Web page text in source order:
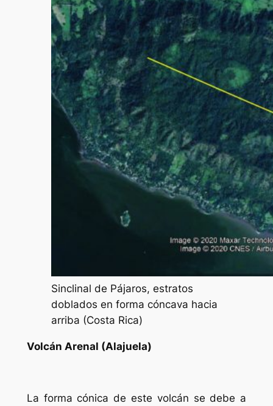
Sinclinal de Pájaros, estratos
doblados en forma cóncava hacia
arriba (Costa Rica)
Volcán Arenal (Alajuela)
La forma cónica de este volcán se debe a